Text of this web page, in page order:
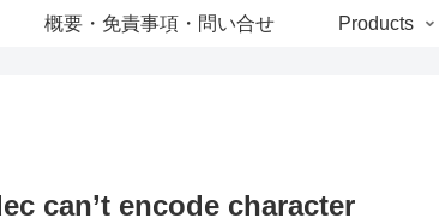
概要・免責事項・問い合せ Products
can’t encode character